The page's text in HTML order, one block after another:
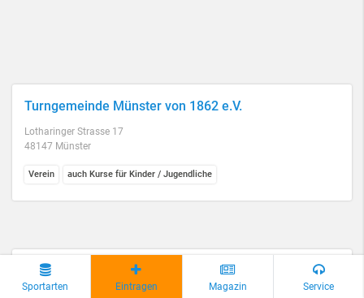
Turngemeinde Münster von 1862 e.V.
Lotharinger Strasse 17
48147 Münster
Verein auch Kurse für Kinder / Jugendliche
Turnverein Wolbeck von 1962 e.V.
Sportarten Eintragen Magazin Service